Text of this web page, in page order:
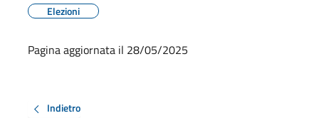
Elezioni
Pagina aggiornata il 28/05/2025
Indietro